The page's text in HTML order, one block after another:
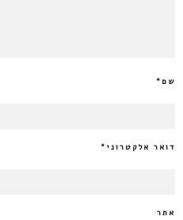
שם*
דואר אלקטרוני *
אתר